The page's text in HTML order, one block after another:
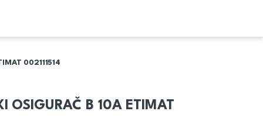
002111514
OSIGURAČ B 10A ETIMAT